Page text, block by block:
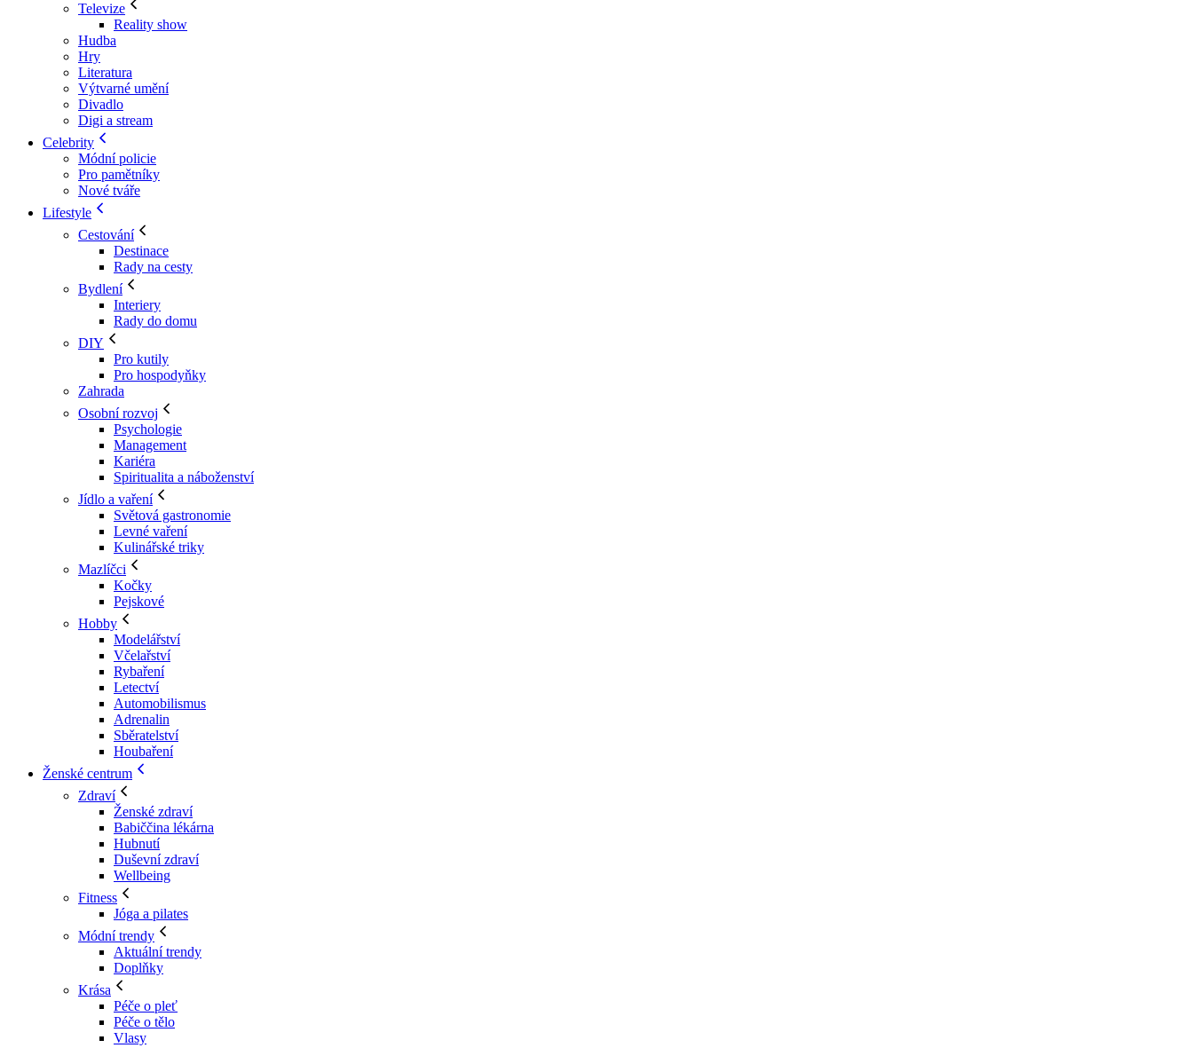
Televize
Reality show
Hudba
Hry
Literatura
Výtvarné umění
Divadlo
Digi a stream
Celebrity
Módní policie
Pro pamětníky
Nové tváře
Lifestyle
Cestování
Destinace
Rady na cesty
Bydlení
Interiery
Rady do domu
DIY
Pro kutily
Pro hospodyňky
Zahrada
Osobní rozvoj
Psychologie
Management
Kariéra
Spiritualita a náboženství
Jídlo a vaření
Světová gastronomie
Levné vaření
Kulinářské triky
Mazlíčci
Kočky
Pejskové
Hobby
Modelářství
Včelařství
Rybaření
Letectví
Automobilismus
Adrenalin
Sběratelství
Houbaření
Ženské centrum
Zdraví
Ženské zdraví
Babiččina lékárna
Hubnutí
Duševní zdraví
Wellbeing
Fitness
Jóga a pilates
Módní trendy
Aktuální trendy
Doplňky
Krása
Péče o pleť
Péče o tělo
Vlasy